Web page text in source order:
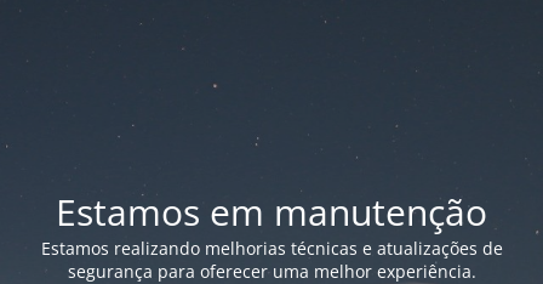
Estamos em manutenção
Estamos realizando melhorias técnicas e atualizações de
segurança para oferecer uma melhor experiência.